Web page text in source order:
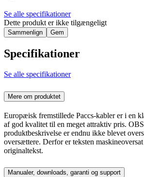
Se alle specifikationer
Dette produkt er ikke tilgængeligt
Sammenlign Gem
Specifikationer
Se alle specifikationer
Mere om produktet
Europæisk fremstillede Paccs-kabler er i en
af god kvalitet til en meget attraktiv pris.
produktbeskrivelse er endnu ikke blevet
oversættere. Derfor er teksten
originaltekst.
Manualer, downloads, garanti og support